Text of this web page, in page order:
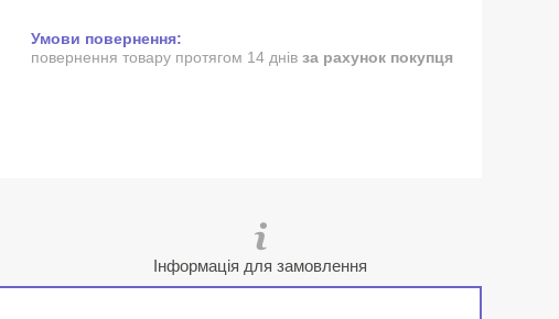
повернення товару протягом 14 днів за рахунок покупця
Інформація для замовлення